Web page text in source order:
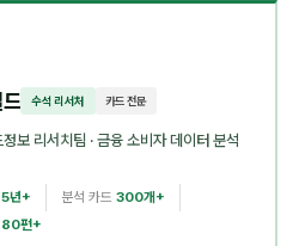
수석 리서처 카드 전문
보 리서치팀 · 금융 소비자 데이터 분석
5년+ 분석 카드 300개+
80편+